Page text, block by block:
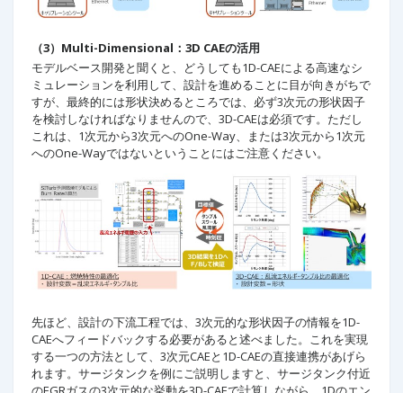
（3）Multi-Dimensional：3D CAEの活用
モデルベース開発と聞くと、どうしても1D-CAEによる高速なシ
ミュレーションを利用して、設計を進めることに目が向きがちで
すが、最終的には形状決めるところでは、必ず3次元の形状因子
を検討しなければなりませんので、3D-CAEは必須です。ただし
これは、1次元から3次元へのOne-Way、または3次元から1次元
へのOne-Wayではないということにはご注意ください。
先ほど、設計の下流工程では、3次元的な形状因子の情報を1D-
CAEへフィードバックする必要があると述べました。これを実現
する一つの方法として、3次元CAEと1D-CAEの直接連携があげら
れます。サージタンクを例にご説明しますと、サージタンク付近